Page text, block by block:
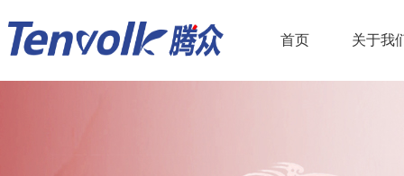
首页 关于我